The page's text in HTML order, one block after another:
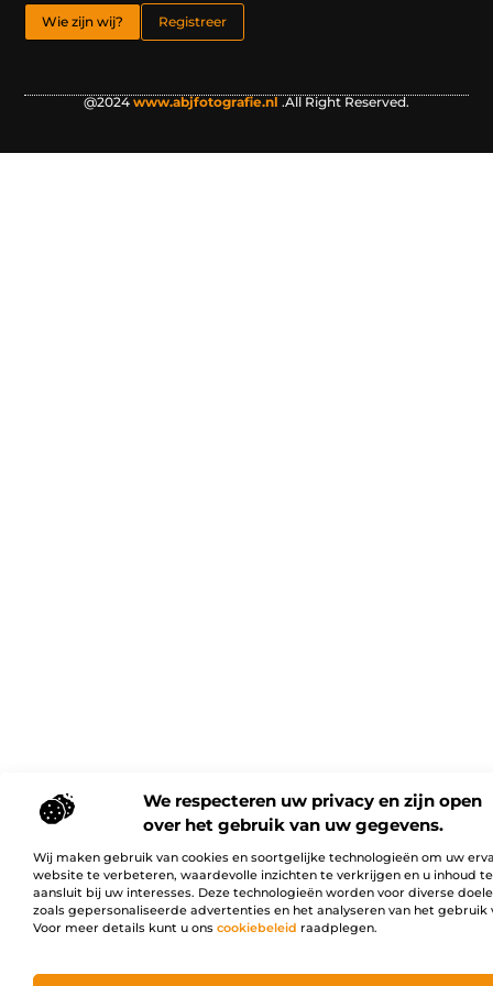
We respecteren uw privacy en zijn open
over het gebruik van uw gegevens.
Wij maken gebruik van cookies en soortgelijke technologieën om uw
website te verbeteren, waardevolle inzichten te verkrijgen en u inhoud
aansluit bij uw interesses. Deze technologieën worden voor diverse
zoals gepersonaliseerde advertenties en het analyseren van het gebruik
Voor meer details kunt u ons cookiebeleid raadplegen.
Wie zijn wij? Registreer
@2024www.abjfotografie.nl .All Right Reserved.